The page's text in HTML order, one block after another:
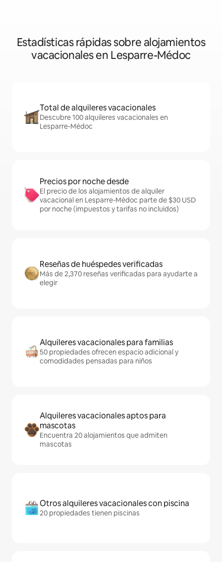
Estadísticas rápidas sobre alojamientos
vacacionales en Lesparre-Médoc
Total de alquileres vacacionales
Descubre 100 alquileres vacacionales en
Lesparre-Médoc
Precios por noche desde
El precio de los alojamientos de alquiler
vacacional en Lesparre-Médoc parte de $30 USD
por noche (impuestos y tarifas no incluidos)
Reseñas de huéspedes verificadas
Más de 2,370 reseñas verificadas para ayudarte a
elegir
Alquileres vacacionales para familias
50 propiedades ofrecen espacio adicional y
comodidades pensadas para niños
Alquileres vacacionales aptos para
mascotas
Encuentra 20 alojamientos que admiten
mascotas
Otros alquileres vacacionales con piscina
20 propiedades tienen piscinas